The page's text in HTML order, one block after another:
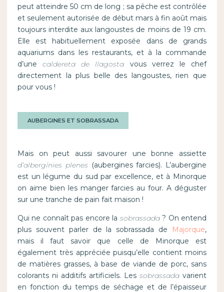
peut atteindre 50 cm de long ; sa pêche est contrôlée
et seulement autorisée de début mars à fin août mais
toujours interdite aux langoustes de moins de 19 cm.
Elle est habituellement exposée dans de grands
aquariums dans les restaurants, et à la commande
d’unecaldereta de llagosta vous verrez le chef
directement la plus belle des langoustes, rien que
pour vous !
AUBERGINES ET SOBRASSADA
Mais on peut aussi savourer une bonne assiette
d’albergínies plenes (aubergines farcies). L’aubergine
est un légume du sud par excellence, et à Minorque
on aime bien les manger farcies au four. A déguster
sur une tranche de pain fait maison !
Qui ne connaît pas encore la sobrassada? On entend
plus souvent parler de la sobrassada de
Majorque,
mais il faut savoir que celle de Minorque est
également très appréciée puisqu’elle contient moins
de matières grasses, à base de viande de porc, sans
colorants ni additifs artificiels. Lessobrassada varient
en fonction du temps de séchage et de l’épaisseur